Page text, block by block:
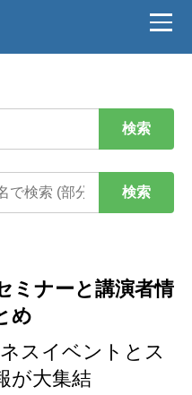
検索
検索
ミナーと講演者情
め
スイベントとス
が大集結